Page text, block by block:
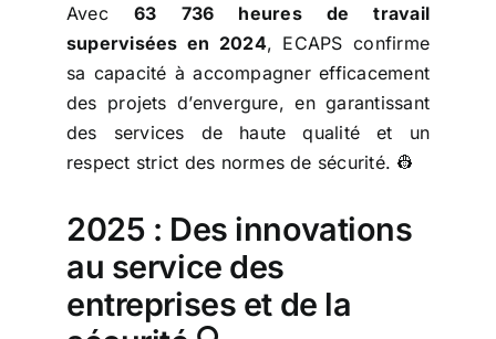
Avec63 736 heures de travail
supervisées en 2024, ECAPS confirme
sa capacité à accompagner efficacement
des projets d’envergure, en garantissant
des services de haute qualité et un
respect strict des normes de sécurité. 👷
2025 : Des innovations
au service des
entreprises et de la